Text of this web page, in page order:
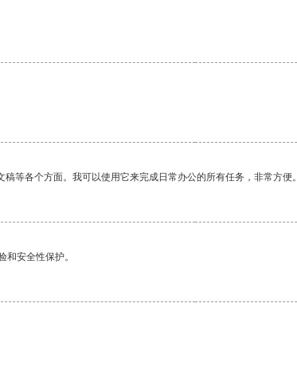
等各个方面。我可以使用它来完成日常办公的所有任务，非常方便。
安全性保护。